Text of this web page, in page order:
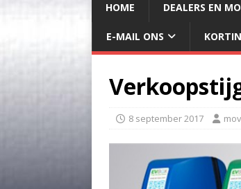
HOME DEALERS EN
E-MAIL ONS
8 september 2017